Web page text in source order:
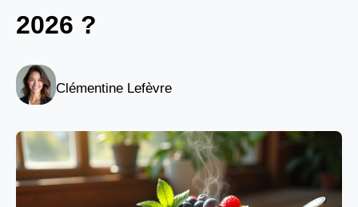
2026 ?
Clémentine Lefèvre